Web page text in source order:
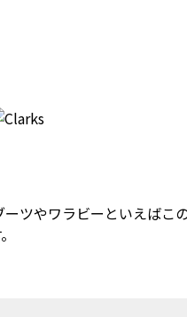
ツやワラビーといえば